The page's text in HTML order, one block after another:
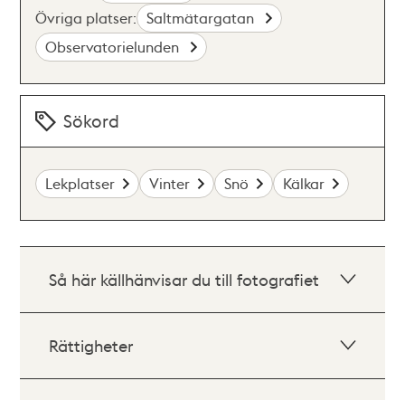
Övriga platser: Saltmätargatan
Observatorielunden
Sökord
Lekplatser Vinter Snö Kälkar
Så här källhänvisar du till fotografiet
Rättigheter